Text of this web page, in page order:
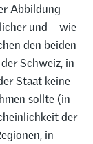
Abbildung
und – wie
den beiden
Schweiz, in
Staat keine
sollte (in
der
in